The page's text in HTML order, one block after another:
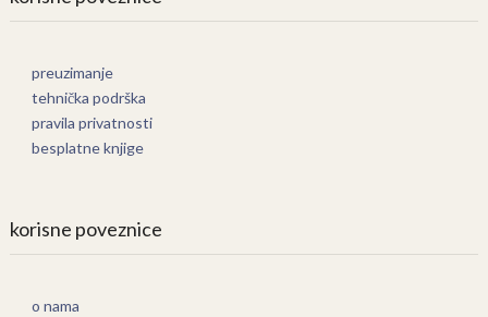
preuzimanje
tehnička podrška
pravila privatnosti
besplatne knjige
korisne poveznice
o nama